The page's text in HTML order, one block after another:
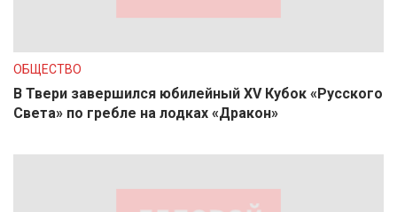
ОБЩЕСТВО
В Твери завершился юбилейный XV Кубок «Русского
Света» по гребле на лодках «Дракон»